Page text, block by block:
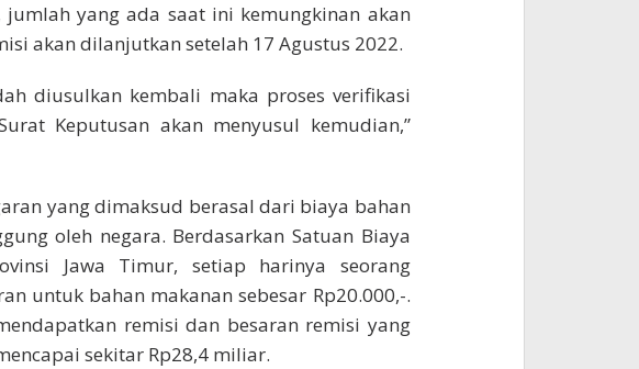
yang ada saat ini kemungkinan akan
akan dilanjutkan setelah 17 Agustus 2022.
diusulkan kembali maka proses verifikasi
Keputusan akan menyusul kemudian,”
yang dimaksud berasal dari biaya bahan
oleh negara. Berdasarkan Satuan Biaya
Jawa Timur, setiap harinya seorang
untuk bahan makanan sebesar Rp20.000,-.
remisi dan besaran remisi yang
sekitar Rp28,4 miliar.